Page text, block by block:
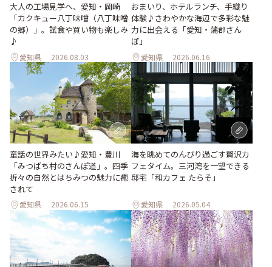
大人の工場見学へ、愛知・岡崎
「カクキュー八丁味噌（八丁味噌
の郷）」。試食や買い物も楽しみ
♪
愛知県 2026.08.03
おまいり、ホテルランチ、手織り
体験♪さわやかな海辺で多彩な魅
力に出会える「愛知・蒲郡さん
ぽ」
愛知県 2026.06.16
童話の世界みたい♪愛知・豊川
「みつばち村のさんぽ道」。四季
折々の自然とはちみつの魅力に癒
されて
愛知県 2026.06.15
海を眺めてのんびり過ごす贅沢カ
フェタイム。三河湾を一望できる
邸宅「和カフェ たらそ」
愛知県 2026.05.04